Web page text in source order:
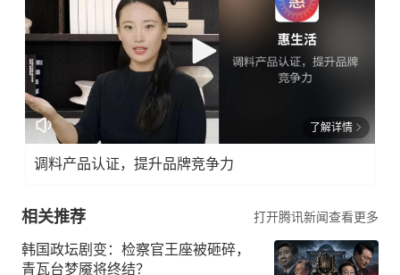
了解详情
调料产品认证，提升品牌竞争力
相关推荐 打开腾讯新闻查看更多
韩国政坛剧变：检察官王座被砸碎，
青瓦台梦魇将终结？